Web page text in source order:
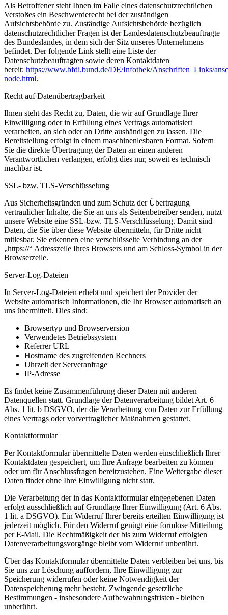
Als Betroffener steht Ihnen im Falle eines datenschutzrechtlichen
Verstoßes ein Beschwerderecht bei der zuständigen
Aufsichtsbehörde zu. Zuständige Aufsichtsbehörde bezüglich
datenschutzrechtlicher Fragen ist der Landesdatenschutzbeauftragte
des Bundeslandes, in dem sich der Sitz unseres Unternehmens
befindet. Der folgende Link stellt eine Liste der
Datenschutzbeauftragten sowie deren Kontaktdaten
bereit: https://www.bfdi.bund.de/DE/Infothek/Anschriften_Links/
node.html.
Recht auf Datenübertragbarkeit
Ihnen steht das Recht zu, Daten, die wir auf Grundlage Ihrer
Einwilligung oder in Erfüllung eines Vertrags automatisiert
verarbeiten, an sich oder an Dritte aushändigen zu lassen. Die
Bereitstellung erfolgt in einem maschinenlesbaren Format. Sofern
Sie die direkte Übertragung der Daten an einen anderen
Verantwortlichen verlangen, erfolgt dies nur, soweit es technisch
machbar ist.
SSL- bzw. TLS-Verschlüsselung
Aus Sicherheitsgründen und zum Schutz der Übertragung
vertraulicher Inhalte, die Sie an uns als Seitenbetreiber senden, nutzt
unsere Website eine SSL-bzw. TLS-Verschlüsselung. Damit sind
Daten, die Sie über diese Website übermitteln, für Dritte nicht
mitlesbar. Sie erkennen eine verschlüsselte Verbindung an der
„https://“ Adresszeile Ihres Browsers und am Schloss-Symbol in der
Browserzeile.
Server-Log-Dateien
In Server-Log-Dateien erhebt und speichert der Provider der
Website automatisch Informationen, die Ihr Browser automatisch an
uns übermittelt. Dies sind:
Browsertyp und Browserversion
Verwendetes Betriebssystem
Referrer URL
Hostname des zugreifenden Rechners
Uhrzeit der Serveranfrage
IP-Adresse
Es findet keine Zusammenführung dieser Daten mit anderen
Datenquellen statt. Grundlage der Datenverarbeitung bildet Art. 6
Abs. 1 lit. b DSGVO, der die Verarbeitung von Daten zur Erfüllung
eines Vertrags oder vorvertraglicher Maßnahmen gestattet.
Kontaktformular
Per Kontaktformular übermittelte Daten werden einschließlich Ihrer
Kontaktdaten gespeichert, um Ihre Anfrage bearbeiten zu können
oder um für Anschlussfragen bereitzustehen. Eine Weitergabe dieser
Daten findet ohne Ihre Einwilligung nicht statt.
Die Verarbeitung der in das Kontaktformular eingegebenen Daten
erfolgt ausschließlich auf Grundlage Ihrer Einwilligung (Art. 6 Abs.
1 lit. a DSGVO). Ein Widerruf Ihrer bereits erteilten Einwilligung ist
jederzeit möglich. Für den Widerruf genügt eine formlose Mitteilung
per E-Mail. Die Rechtmäßigkeit der bis zum Widerruf erfolgten
Datenverarbeitungsvorgänge bleibt vom Widerruf unberührt.
Über das Kontaktformular übermittelte Daten verbleiben bei uns, bis
Sie uns zur Löschung auffordern, Ihre Einwilligung zur
Speicherung widerrufen oder keine Notwendigkeit der
Datenspeicherung mehr besteht. Zwingende gesetzliche
Bestimmungen - insbesondere Aufbewahrungsfristen - bleiben
unberührt.